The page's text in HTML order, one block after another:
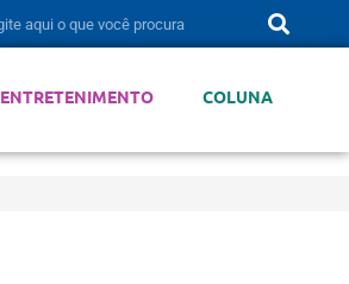
ENTRETENIMENTO COLUNA